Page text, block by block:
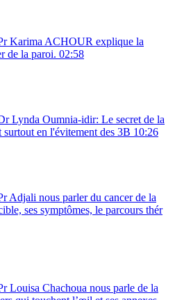
Karima ACHOUR explique la
de la paroi. 02:58
Lynda Oumnia-idir: Le secret de la
en l'évitement des 3B 10:26
Adjali nous parler du cancer de la
ses symptômes, le parcours thér
Louisa Chachoua nous parle de la